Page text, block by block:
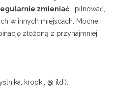
zmieniać i pilnować,
w innych miejscach. Mocne
złożoną z przynajmniej:
kropki, @ itd.).